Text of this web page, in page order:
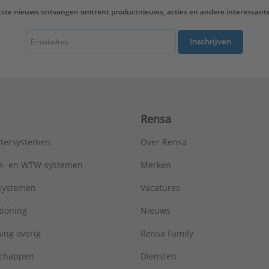
nieuws ontvangen omtrent productnieuws, acties en andere
Inschrijven
en WTW-systemen
overig
Rensa
Over Rensa
Merken
Vacatures
Nieuws
Rensa Family
Diensten